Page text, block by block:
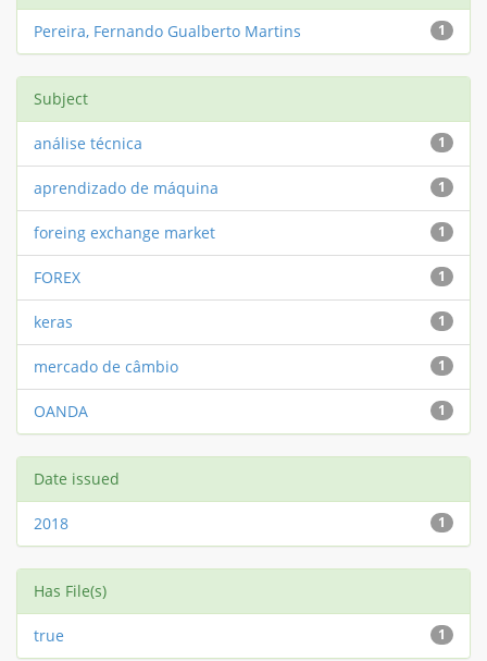
1
Pereira, Fernando Gualberto Martins
Subject
1
análise técnica
1
aprendizado de máquina
1
foreing exchange market
1
FOREX
1
keras
1
mercado de câmbio
1
OANDA
Date issued
1
2018
Has File(s)
1
true